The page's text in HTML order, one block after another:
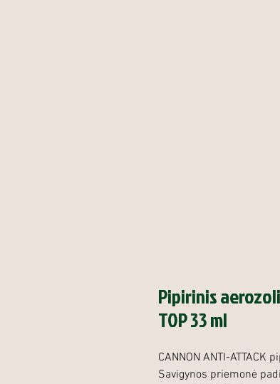
Pipirinis
TOP 33 ml
CANNON ANTI-
Savigynos priemonė